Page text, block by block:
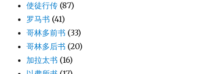
使徒行传 (87)
罗马书 (41)
哥林多前书 (33)
哥林多后书 (20)
加拉太书 (16)